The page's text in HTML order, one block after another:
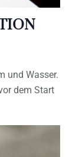
und Wasser.
dem Start